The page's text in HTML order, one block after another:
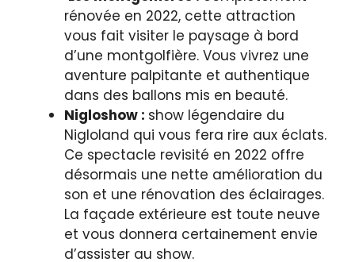
rénovée en 2022, cette attraction
vous fait visiter le paysage à bord
d’une montgolfière. Vous vivrez une
aventure palpitante et authentique
dans des ballons mis en beauté.
Nigloshow : show légendaire du
Nigloland qui vous fera rire aux éclats.
Ce spectacle revisité en 2022 offre
désormais une nette amélioration du
son et une rénovation des éclairages.
La façade extérieure est toute neuve
et vous donnera certainement envie
d’assister au show.